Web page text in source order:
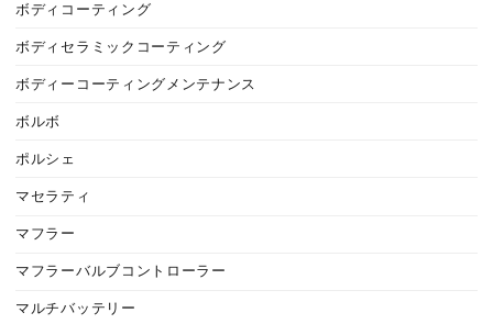
ボディコーティング
ボディセラミックコーティング
ボディーコーティングメンテナンス
ボルボ
ポルシェ
マセラティ
マフラー
マフラーバルブコントローラー
マルチバッテリー